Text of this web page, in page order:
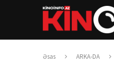
Əsas ARKA-DA